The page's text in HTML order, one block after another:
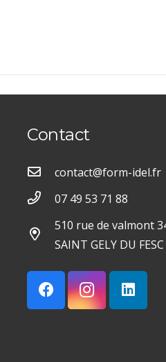
Contact
contact@form-idel.fr
07 49 53 71 88
510 rue de valmont
SAINT GELY DU FESC